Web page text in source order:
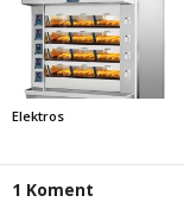
Elektros
1 Koment